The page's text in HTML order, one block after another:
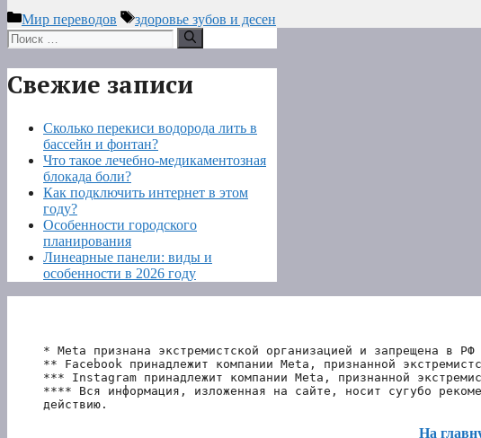
Рубрики
Мир переводов Метки
здоровье зубов и десен
Поиск:
Свежие записи
Сколько перекиси водорода лить в
бассейн и фонтан?
Что такое лечебно-медикаментозная
блокада боли?
Как подключить интернет в этом
году?
Особенности городского
планирования
Линеарные панели: виды и
особенности в 2026 году
* Meta признана экстремистской организацией и запрещена в РФ
** Facebook принадлежит компании Meta, признанной
*** Instagram принадлежит компании Meta, признанной
**** Вся информация, изложенная на сайте, носит сугубо
действию.
На